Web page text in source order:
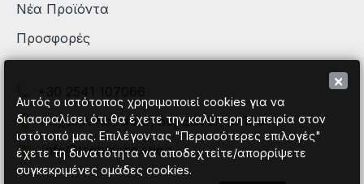
Νέα Προϊόντα
Προσφορές
Μιχαήλ Καραολή 68, Ξάνθη 67100
info@techplace.shop
×
Αυτός ο ιστότοπος χρησιμοποιεί cookies για να
διασφαλίσει ότι θα έχετε την καλύτερη εμπειρία στον
ιστότοπό μας. Επιλέγοντας "Περισσότερες επιλογές"
έχετε τη δυνατότητα να αποδεχτείτε/απορρίψετε
συγκεκριμένες ομάδες cookies.